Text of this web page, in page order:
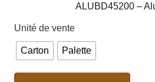
ALUBD45200 –
Unité de vente
Carton Palette